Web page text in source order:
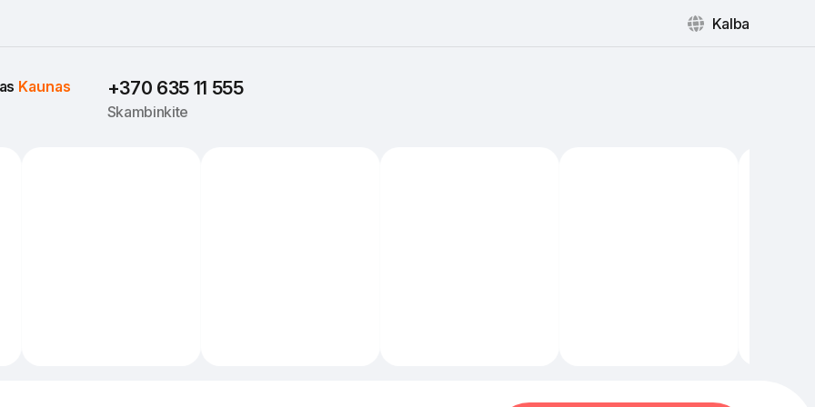
Kalba
Kaunas +370 635 11 555
Skambinkite